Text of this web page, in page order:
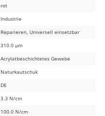
rot
Industrie
Reparieren, Universell einsetzbar
310.0 µm
Acrylatbeschichtetes Gewebe
Naturkautschuk
DE
3.3 N/cm
100.0 N/cm